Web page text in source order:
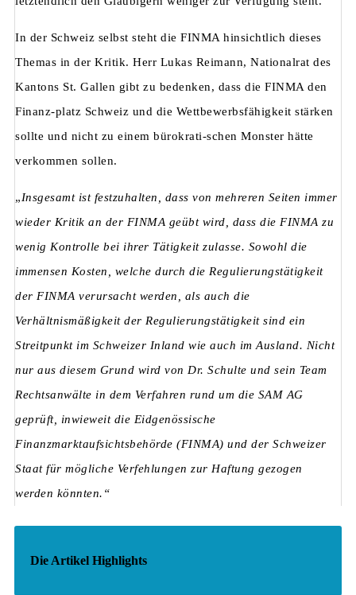
In der Schweiz selbst steht die FINMA hinsichtlich dieses
Themas in der Kritik. Herr Lukas Reimann, Nationalrat des
Kantons St. Gallen gibt zu bedenken, dass die FINMA den
Finanz-platz Schweiz und die Wettbewerbsfähigkeit stärken
sollte und nicht zu einem bürokrati-schen Monster hätte
verkommen sollen.
„Insgesamt ist festzuhalten, dass von mehreren Seiten immer
wieder Kritik an der FINMA geübt wird, dass die FINMA zu
wenig Kontrolle bei ihrer Tätigkeit zulasse. Sowohl die
immensen Kosten, welche durch die Regulierungstätigkeit
der FINMA verursacht werden, als auch die
Verhältnismäßigkeit der Regulierungstätigkeit sind ein
Streitpunkt im Schweizer Inland wie auch im Ausland. Nicht
nur aus diesem Grund wird von Dr. Schulte und sein Team
Rechtsanwälte in dem Verfahren rund um die SAM AG
geprüft, inwieweit die Eidgenössische
Finanzmarktaufsichtsbehörde (FINMA) und der Schweizer
Staat für mögliche Verfehlungen zur Haftung gezogen
werden könnten.“
Die Artikel Highlights